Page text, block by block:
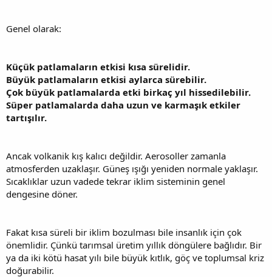
Genel olarak:
Küçük patlamaların etkisi kısa sürelidir.
Büyük patlamaların etkisi aylarca sürebilir.
Çok büyük patlamalarda etki birkaç yıl hissedilebilir.
Süper patlamalarda daha uzun ve karmaşık etkiler
tartışılır.
Ancak volkanik kış kalıcı değildir. Aerosoller zamanla
atmosferden uzaklaşır. Güneş ışığı yeniden normale yaklaşır.
Sıcaklıklar uzun vadede tekrar iklim sisteminin genel
dengesine döner.
Fakat kısa süreli bir iklim bozulması bile insanlık için çok
önemlidir. Çünkü tarımsal üretim yıllık döngülere bağlıdır. Bir
ya da iki kötü hasat yılı bile büyük kıtlık, göç ve toplumsal kriz
doğurabilir.